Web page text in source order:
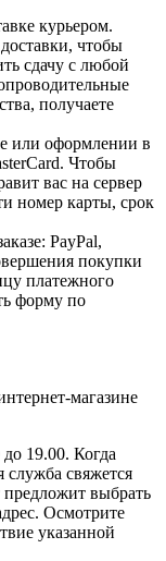
курьером.
чтобы
сдачу с любой
получаете
или оформлении в
Чтобы
вас на сервер
номер карты, срок
PayPal,
покупки
платежного
форму по
магазине
до 19.00. Когда
служба свяжется
предложит выбрать
Осмотрите
указанной